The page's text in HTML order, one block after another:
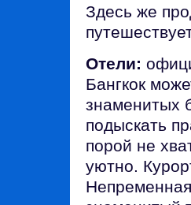
Здесь же
Отели:
Бангкок
знаменитых
подыскать
порой не
уютно.